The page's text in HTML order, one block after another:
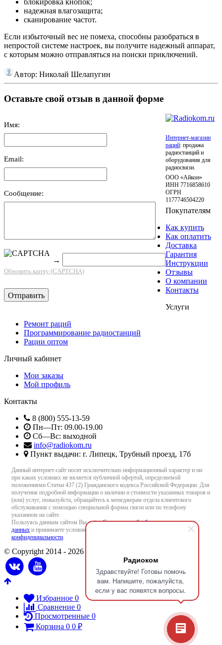
Радиоком
Здравствуйте! Готовы помочь
вам. Напишите, пожалуйста,
если у вас появятся вопросы.
блокировка кнопок;
надежная влагозащита;
сканирование частот.
Если избыточный вес не помеха, способны разобраться в
непростой системе настроек, вы получите надежный аппарат,
с которым можно отправляться на поиски приключений.
Автор: Николай Шелапугин
Оставьте свой отзыв в данной форме
Имя:
Email:
Сообщение:
→
Обновить капчу (CAPTCHA)
Интернет-магазин
раций: продажа
радиостанций и
оборудования для
радиосвязи.
ООО «Айкон»
ИНН 7716858610
ОГРН
1177746504220
Покупателям
Как купить
Как оплатить
Доставка
Гарантия
Инструкции
Отзывы
О компании
Контакты
Услуги
Ремонт раций
Программирование радиостанций
Рации оптом
Личный кабинет
Мои заказы
Мой профиль
Контакты
8 (800) 555-13-59
Пн—Пт: 09.00-19.00
Сб—Вс: выходной
info@radiokom.ru
Пункт выдачи: г. Липецк, Трубный проезд, 17б
Данный интернет-сайт носит исключительно информационный характер и ни
при каких условиях не является публичной офертой, определяемой
положениями Статьи 437 (2) Гражданского кодекса Российской Федерации. Для
получения подробной информации о наличии и стоимости указанных товаров и
(или) услуг, пожалуйста, обращайтесь к менеджерам отдела клиентского
обслуживания с помощью специальной формы связи или по телефону
указанном на сайте.
Пользуясь данным сайтом Вы даётеСогласие на обработку персональных
данных и принимаете условия
Политики
конфиденциальности
© Copyright 2014 - 2026 Radiokom.ru
Избранное 0
Сравнение 0
Просмотренные 0
Корзина 0 0 ₽